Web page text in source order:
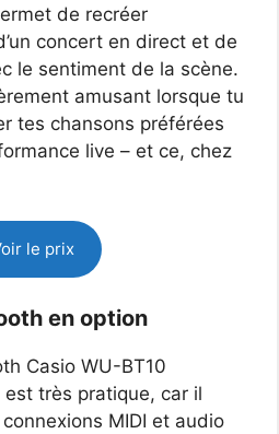
de recréer
concert en direct et de
le sentiment de la scène.
amusant lorsque tu
tes chansons préférées
live – et ce, chez
le prix
en option
Casio WU-BT10
très pratique, car il
MIDI et audio